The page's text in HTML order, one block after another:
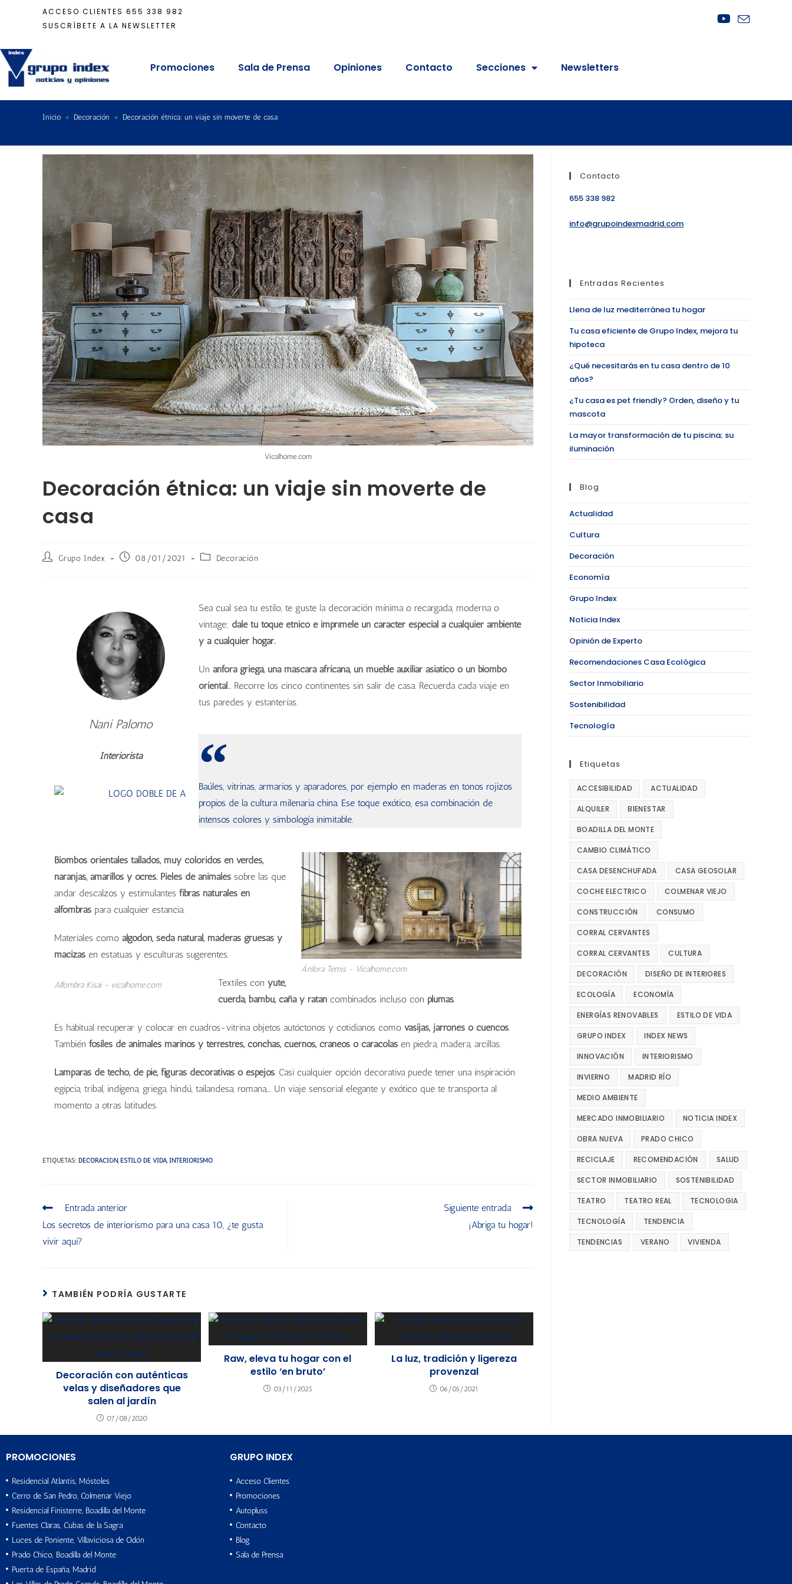
ACCESO CLIENTES 655 338 982
SUSCRÍBETE A LA NEWSLETTER
Promociones Sala de Prensa Opiniones Contacto Secciones Newsletters
Inicio + Decoración + Decoración étnica: un viaje sin moverte de casa
Vicalhome.com
Decoración étnica: un viaje sin moverte de
casa
Grupo Index 08/01/2021 Decoración
Nani Palomo
Interiorista
Sea cual sea tu estilo, te guste la decoración mínima o recargada, moderna o
vintage; dale tu toque étnico e imprímele un carácter especial a cualquier ambiente
y a cualquier hogar.
Unánfora griega, una máscara africana, un mueble auxiliar asiático o un biombo
oriental … Recorre los cinco continentes sin salir de casa. Recuerda cada viaje en
tus paredes y estanterías.
Baúles, vitrinas, armarios y aparadores, por ejemplo en maderas en tonos rojizos
propios de la cultura milenaria china. Ese toque exótico, esa combinación de
intensos colores y simbología inimitable.
Ánfora Temis - Vicalhome.com
Biombos orientales tallados, muy coloridos en verdes,
naranjas, amarillos y ocres. Pieles de animales sobre las que
andar descalzos y estimulantes fibras naturales en
alfombras para cualquier estancia.
Materiales como algodón, seda natural, maderas gruesas y
macizas en estatuas y esculturas sugerentes.
Alfombra Kisai - vicalhome.com Textiles con yute,
cuerda, bambú, caña y ratán combinados incluso con plumas
Es habitual recuperar y colocar en cuadros-vitrina objetos autóctonos y cotidianos como vasijas, jarrones o cuencos
También fósiles de animales marinos y terrestres, conchas, cuernos, cráneos o caracolas en piedra, madera, arcillas.
Lámparas de techo, de pie, figuras decorativas o espejos . Casi cualquier opción decorativa puede tener una inspiración
egipcia, tribal, indígena, griega, hindú, tailandesa, romana,… Un viaje sensorial elegante y exótico que te transporta al
momento a otras latitudes.
ETIQUETAS: DECORACIÓN, ESTILO DE VIDA, INTERIORISMO
Entrada anterior
Los secretos de interiorismo para una casa 10, ¿te gusta
vivir aquí?
Siguiente entrada
¡Abriga tu hogar!
TAMBIÉN PODRÍA GUSTARTE
Decoración con auténticas
velas y diseñadores que
salen al jardín
07/08/2020
Raw, eleva tu hogar con el
estilo ‘en bruto’
03/11/2025
La luz, tradición y ligereza
provenzal
06/05/2021
Contacto
655 338 982
info@grupoindexmadrid.com
Entradas Recientes
Llena de luz mediterránea tu hogar
Tu casa eficiente de Grupo Index, mejora tu
hipoteca
¿Qué necesitarás en tu casa dentro de 10
años?
¿Tu casa es pet friendly? Orden, diseño y tu
mascota
La mayor transformación de tu piscina; su
iluminación
Blog
Actualidad
Cultura
Decoración
Economía
Grupo Index
Noticia Index
Opinión de Experto
Recomendaciones Casa Ecológica
Sector Inmobiliario
Sostenibilidad
Tecnología
Etiquetas
ACCESIBILIDAD ACTUALIDAD
ALQUILER BIENESTAR
BOADILLA DEL MONTE
CAMBIO CLIMÁTICO
CASA DESENCHUFADA CASA GEOSOLAR
COCHE ELECTRICO COLMENAR VIEJO
CONSTRUCCIÓN CONSUMO
CORRAL CERVANTES
CORRAL CERVANTES CULTURA
DECORACIÓN DISEÑO DE INTERIORES
ECOLOGÍA ECONOMÍA
ENERGÍAS RENOVABLES ESTILO DE VIDA
GRUPO INDEX INDEX NEWS
INNOVACIÓN INTERIORISMO
INVIERNO MADRID RÍO
MEDIO AMBIENTE
MERCADO INMOBILIARIO NOTICIA INDEX
OBRA NUEVA PRADO CHICO
RECICLAJE RECOMENDACIÓN SALUD
SECTOR INMOBILIARIO SOSTENIBILIDAD
TEATRO TEATRO REAL TECNOLOGIA
TECNOLOGÍA TENDENCIA
TENDENCIAS VERANO VIVIENDA
PROMOCIONES
Residencial Atlantis, Móstoles
Cerro de San Pedro, Colmenar Viejo
Residencial Finisterre, Boadilla del Monte
Fuentes Claras, Cubas de la Sagra
Luces de Poniente, Villaviciosa de Odón
Prado Chico, Boadilla del Monte
Puerta de España, Madrid
GRUPO INDEX
Acceso Clientes
Promociones
Autopluss
Contacto
Blog
Sala de Prensa